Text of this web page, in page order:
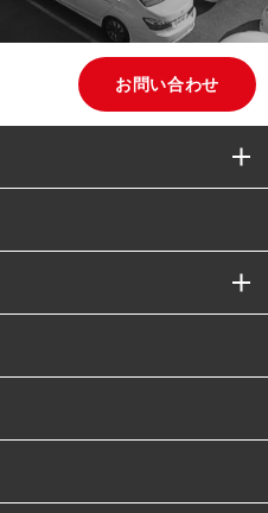
お問い合わせ